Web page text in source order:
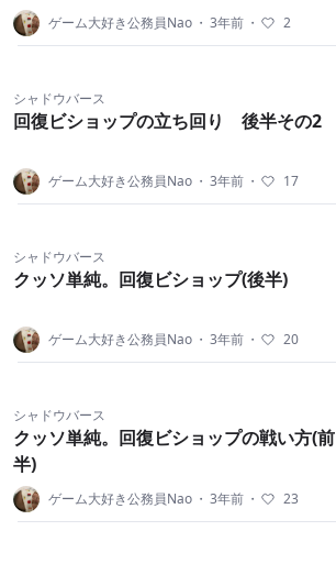
ゲーム大好き公務員Nao ・ 3年前 ・ 2
シャドウバース
回復ビショップの立ち回り 後半その2
ゲーム大好き公務員Nao ・ 3年前 ・ 17
シャドウバース
クッソ単純。回復ビショップ(後半)
ゲーム大好き公務員Nao ・ 3年前 ・ 20
シャドウバース
クッソ単純。回復ビショップの戦い方(前
半)
ゲーム大好き公務員Nao ・ 3年前 ・ 23